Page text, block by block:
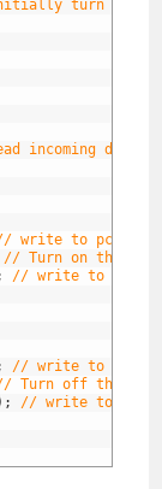
turn off the
incoming data
write to pc
// Turn on the LED
// write to
// write to pc
Turn off the LED
;
// write to